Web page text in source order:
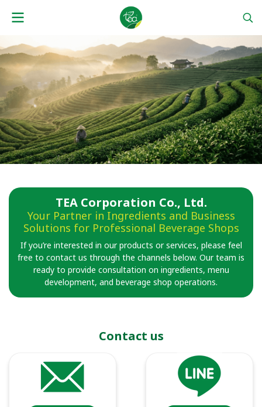
TEA Corporation Co., Ltd.
Your Partner in Ingredients and Business
Solutions for Professional Beverage Shops
If you’re interested in our products or services, please feel
free to contact us through the channels below. Our team is
ready to provide consultation on ingredients, menu
development, and beverage shop operations.
Contact us